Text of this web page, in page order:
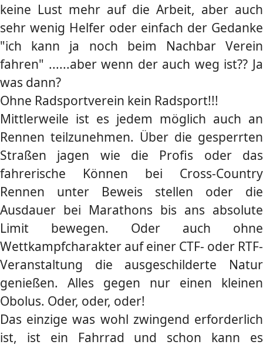
keine Lust mehr auf die Arbeit, aber auch
sehr wenig Helfer oder einfach der Gedanke
"ich kann ja noch beim Nachbar Verein
fahren" ......aber wenn der auch weg ist?? Ja
was dann?
Ohne Radsportverein kein Radsport!!!
Mittlerweile ist es jedem möglich auch an
Rennen teilzunehmen. Über die gesperrten
Straßen jagen wie die Profis oder das
fahrerische Können bei Cross-Country
Rennen unter Beweis stellen oder die
Ausdauer bei Marathons bis ans absolute
Limit bewegen. Oder auch ohne
Wettkampfcharakter auf einer CTF- oder RTF-
Veranstaltung die ausgeschilderte Natur
genießen. Alles gegen nur einen kleinen
Obolus. Oder, oder, oder!
Das einzige was wohl zwingend erforderlich
ist, ist ein Fahrrad und schon kann es